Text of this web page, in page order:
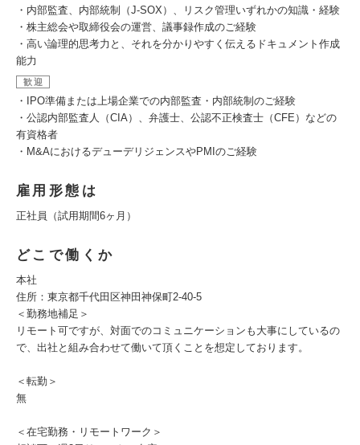
・内部監査、内部統制（J-SOX）、リスク管理いずれかの知識・経験
・株主総会や取締役会の運営、議事録作成のご経験
・高い論理的思考力と、それを分かりやすく伝えるドキュメント作成
能力
歓迎
・IPO準備または上場企業での内部監査・内部統制のご経験
・公認内部監査人（CIA）、弁護士、公認不正検査士（CFE）などの
有資格者
・M&AにおけるデューデリジェンスやPMIのご経験
雇用形態は
正社員（試用期間6ヶ月）
どこで働くか
本社
住所：東京都千代田区神田神保町2-40-5
＜勤務地補足＞
リモート可ですが、対面でのコミュニケーションも大事にしているの
で、出社と組み合わせて働いて頂くことを想定しております。
＜転勤＞
無
＜在宅勤務・リモートワーク＞